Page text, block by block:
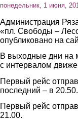
понедельник, 1 июня,
Администрация
«пл. Свободы –
опубликовано на
В выходные дни на
с интервалом
Первый рейс
последний – в 20.50.
Первый рейс
21.00.